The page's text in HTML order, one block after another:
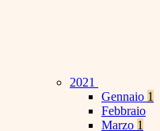
2021
Gennaio 1
Febbraio
Marzo 1